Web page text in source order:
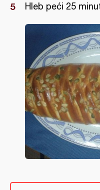
Hleb peći 25